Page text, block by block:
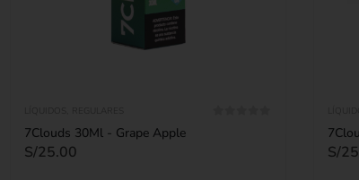
7Clouds 30Ml - Grape Apple
S/25.00 S/